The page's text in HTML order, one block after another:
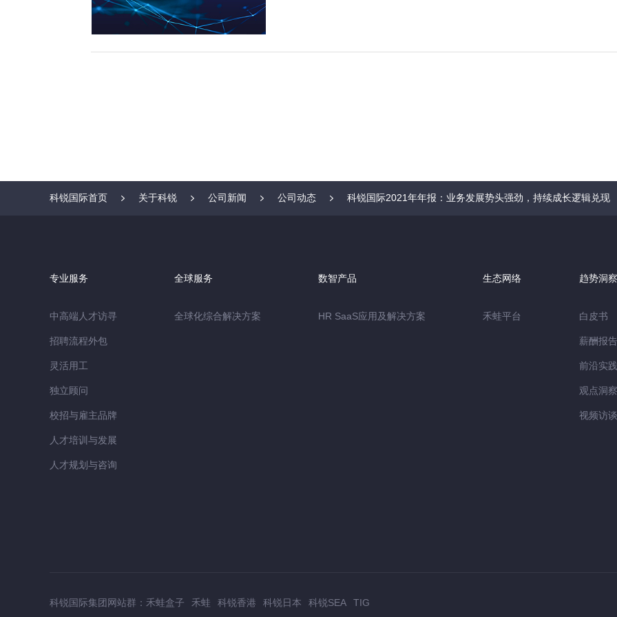
科锐国际首页 关于科锐 公司新闻 公司动态 科锐国际2021年年报：业务发展势头强劲，持续成长逻辑兑现
专业服务
中高端人才访寻
招聘流程外包
灵活用工
独立顾问
校招与雇主品牌
人才培训与发展
人才规划与咨询
全球服务
全球化综合解决方案
数智产品
HR SaaS应用及解决方案
生态网络
禾蛙平台
趋势洞察
白皮书
薪酬报告
前沿实践
观点洞察
视频访谈
科锐国际集团网站群： 禾蛙盒子 禾蛙 科锐香港 科锐日本 科锐SEA TIG